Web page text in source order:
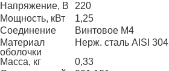
Напряжение, В
220
Мощность, кВт
1,25
Соединение
Винтовое М4
Материал
оболочки
Нерж. сталь AISI 304
Масса, кг
0,33